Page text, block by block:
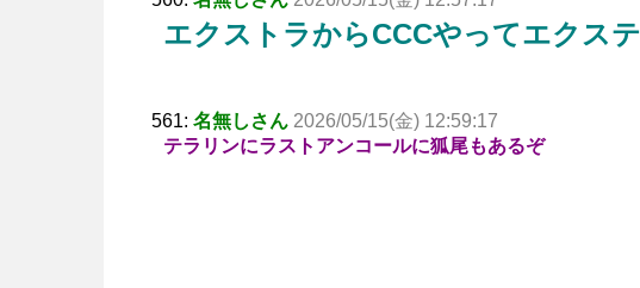
エクストラからCCCやってエクス
561: 名無しさん 2026/05/15(金) 12:59:17
テラリンにラストアンコールに狐尾もあるぞ